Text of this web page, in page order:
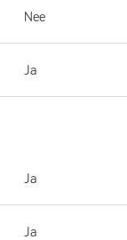
Nee
Ja
Ja
Ja